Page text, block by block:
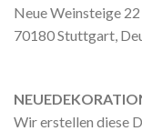
Neue Weinsteige 22
70180 Stuttgart,
Wir erstellen diese